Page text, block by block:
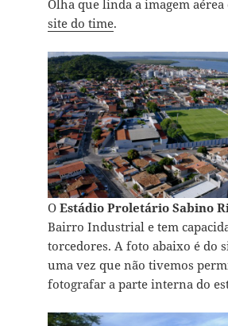
Olha que linda a imagem
site do time.
O Estádio Proletário Sabino
Bairro Industrial e tem
torcedores. A foto abaixo é do
uma vez que não tivemos
fotografar a parte interna do